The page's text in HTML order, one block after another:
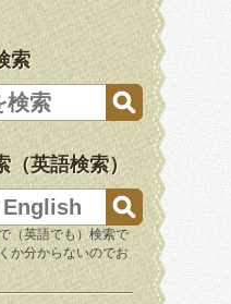
索
（英語検索）
（英語でも）検索で
か分からないのでお